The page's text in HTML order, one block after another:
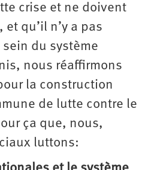
crise et ne doivent
qu’il n’y a pas
du système
nous réaffirmons
la construction
de lutte contre le
ça que, nous,
luttons: